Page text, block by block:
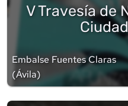
V Travesía de
Embalse Fuentes Claras
(Ávila)